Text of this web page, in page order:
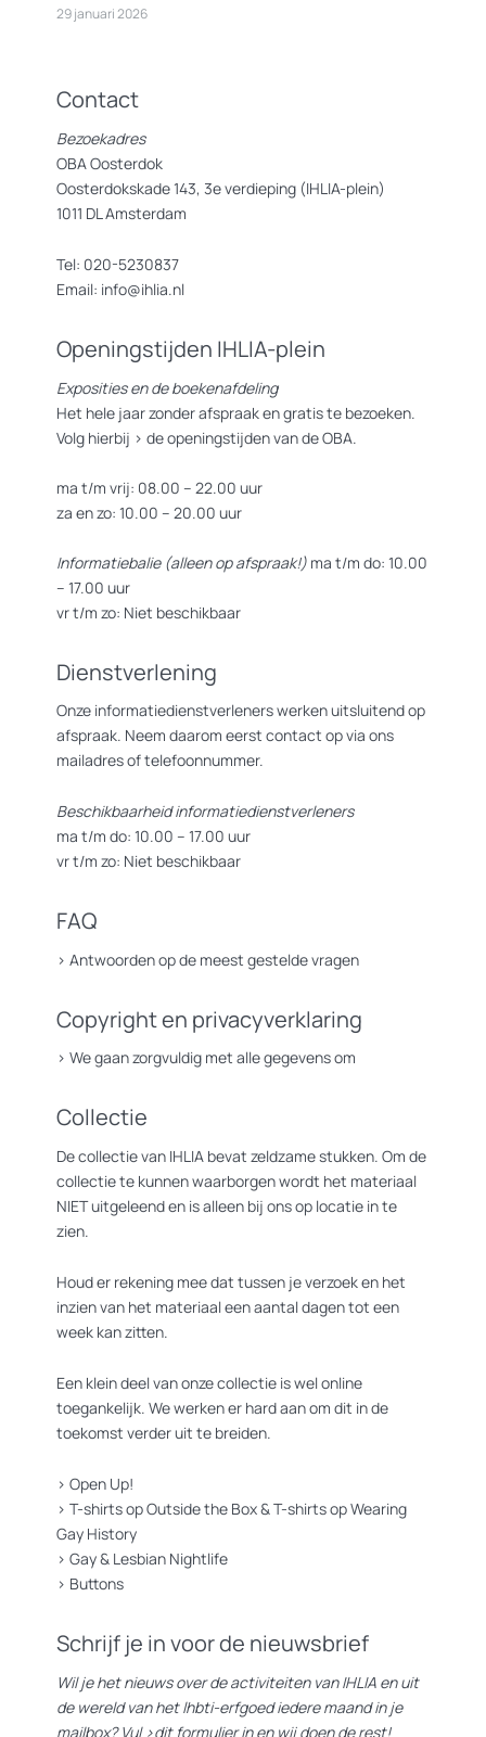
29 januari 2026
Contact
Bezoekadres
OBA Oosterdok
Oosterdokskade 143, 3e verdieping (IHLIA-plein)
1011 DL Amsterdam
Tel: 020-5230837
Email: info@ihlia.nl
Openingstijden IHLIA-plein
Exposities en de boekenafdeling
Het hele jaar zonder afspraak en gratis te bezoeken.
Volg hierbij > de openingstijden van de OBA.
ma t/m vrij: 08.00 – 22.00 uur
za en zo: 10.00 – 20.00 uur
Informatiebalie (alleen op afspraak!) ma t/m do: 10.00
– 17.00 uur
vr t/m zo: Niet beschikbaar
Dienstverlening
Onze informatiedienstverleners werken uitsluitend op
afspraak. Neem daarom eerst contact op via ons
mailadres of telefoonnummer.
Beschikbaarheid informatiedienstverleners
ma t/m do: 10.00 – 17.00 uur
vr t/m zo: Niet beschikbaar
FAQ
> Antwoorden op de meest gestelde vragen
Copyright en privacyverklaring
> We gaan zorgvuldig met alle gegevens om
Collectie
De collectie van IHLIA bevat zeldzame stukken. Om de
collectie te kunnen waarborgen wordt het materiaal
NIET uitgeleend en is alleen bij ons op locatie in te
zien.
Houd er rekening mee dat tussen je verzoek en het
inzien van het materiaal een aantal dagen tot een
week kan zitten.
Een klein deel van onze collectie is wel online
toegankelijk. We werken er hard aan om dit in de
toekomst verder uit te breiden.
> Open Up!
> T-shirts op Outside the Box&T-shirts op Wearing
Gay History
> Gay & Lesbian Nightlife
> Buttons
Schrijf je in voor de nieuwsbrief
Wil je het nieuws over de activiteiten van IHLIA en uit
de wereld van het lhbti-erfgoed iedere maand in je
mailbox? Vul >dit formulierin en wij doen de rest!